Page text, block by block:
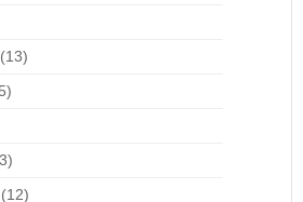
(13)
(12)